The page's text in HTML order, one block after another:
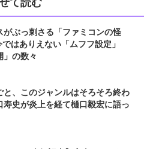
て読む
がぶっ刺さる「ファミコンの怪
はありえない「ムフフ設定」
」の数々
と、このジャンルはそろそろ終わ
寿史が炎上を経て樋口毅宏に語っ